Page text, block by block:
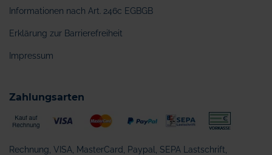
Informationen nach Art. 246c EGBGB
Erklärung zur Barrierefreiheit
Impressum
Zahlungsarten
Rechnung, VISA, MasterCard, Paypal, SEPA Lastschrift,